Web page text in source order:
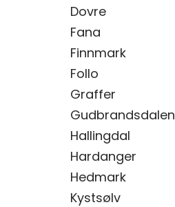
Dovre
Fana
Finnmark
Follo
Graffer
Gudbrandsdalen
Hallingdal
Hardanger
Hedmark
Kystsølv